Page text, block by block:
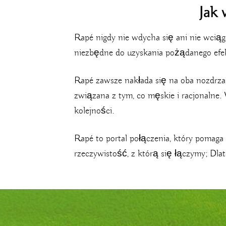
Jak
Rapé nigdy nie wdycha się ani nie
niezbędne do uzyskania pożądanego
Rapé zawsze nakłada się na oba
związana z tym, co męskie i
kolejności.
Rapé to portal połączenia, który
rzeczywistość, z którą się łączymy;